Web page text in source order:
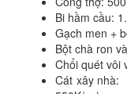
Bi hầm cầu:
Gạch men +
Bột chà ron
Chổi quét vôi
Cát xây nhà: